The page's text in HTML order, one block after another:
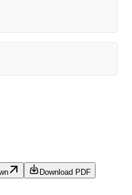
Download PDF